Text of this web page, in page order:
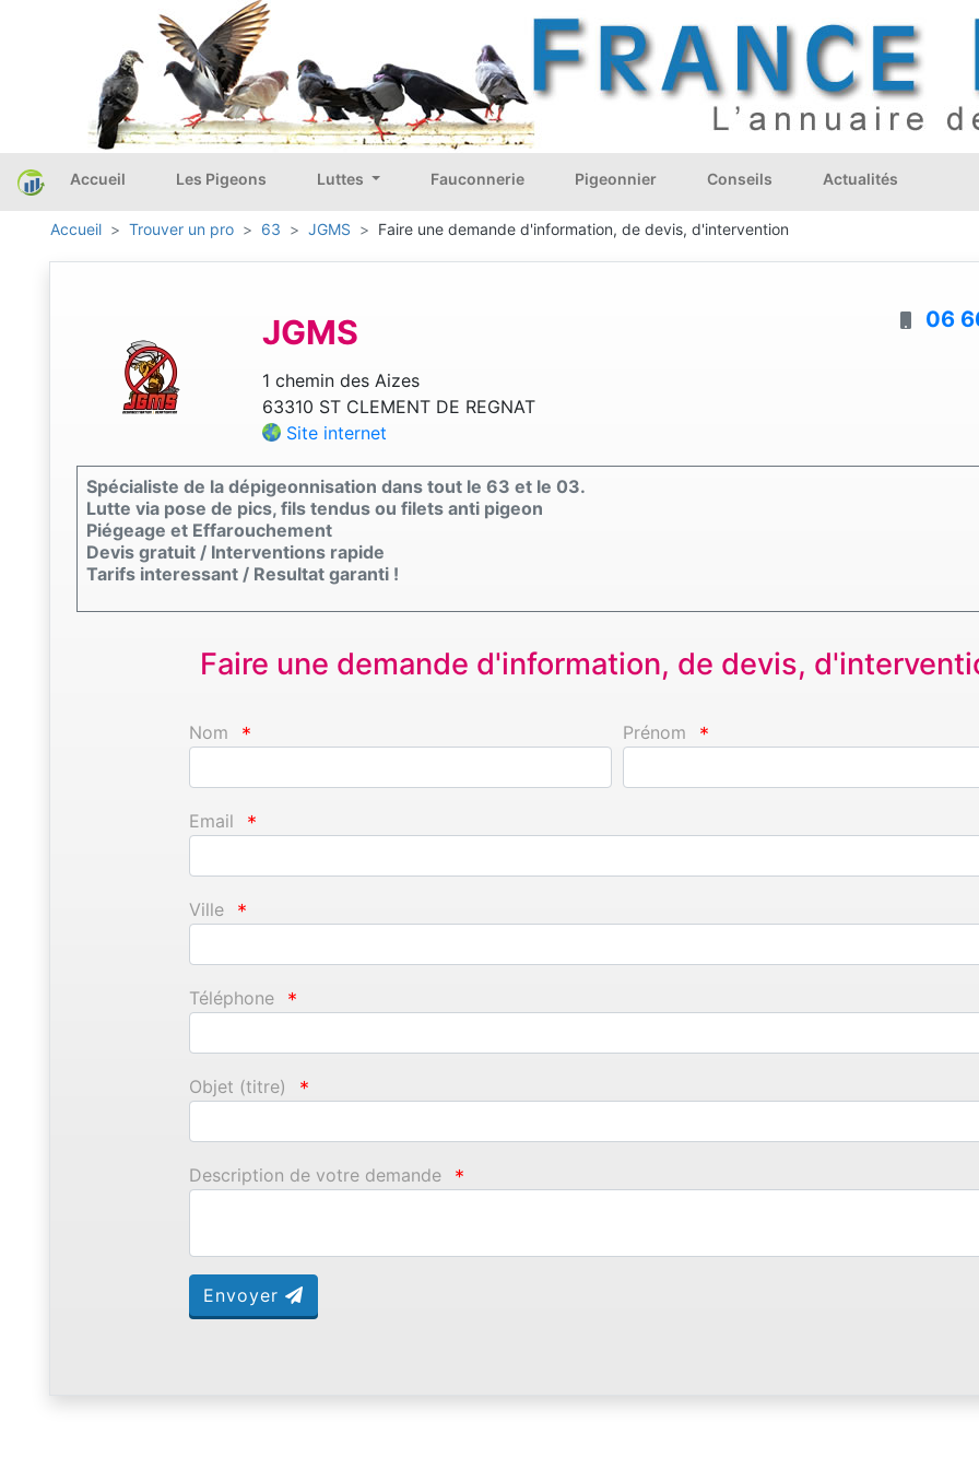
Accueil Les Pigeons Luttes Fauconnerie Pigeonnier Conseils Actualités
Accueil Trouver un pro 63 JGMS Faire une demande d'information, de devis, d'intervention
JGMS
1 chemin des Aizes
63310 ST CLEMENT DE REGNAT
Site internet
06
Spécialiste de la dépigeonnisation dans tout le 63 et le 03.
Lutte via pose de pics, fils tendus ou filets anti pigeon
Piégeage et Effarouchement
Devis gratuit / Interventions rapide
Tarifs interessant / Resultat garanti !
Faire une demande d'information, de devis,
Nom * Prénom *
Email *
Ville *
Téléphone *
Objet (titre) *
Description de votre demande *
Envoyer